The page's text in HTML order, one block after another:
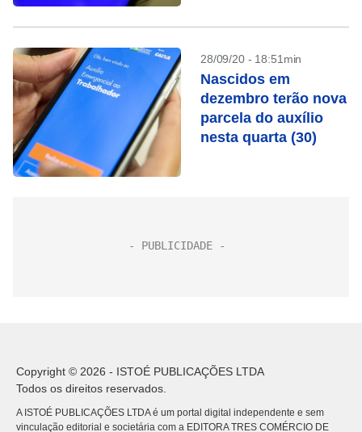
28/09/20 - 18:51min
Nascidos em
dezembro terão nova
parcela do auxílio
nesta quarta (30)
Copyright © 2026 - ISTOÉ PUBLICAÇÕES LTDA
Todos os direitos reservados.
A ISTOÉ PUBLICAÇÕES LTDA é um portal digital independente e sem
vinculação editorial e societária com a EDITORA TRES COMÉRCIO DE